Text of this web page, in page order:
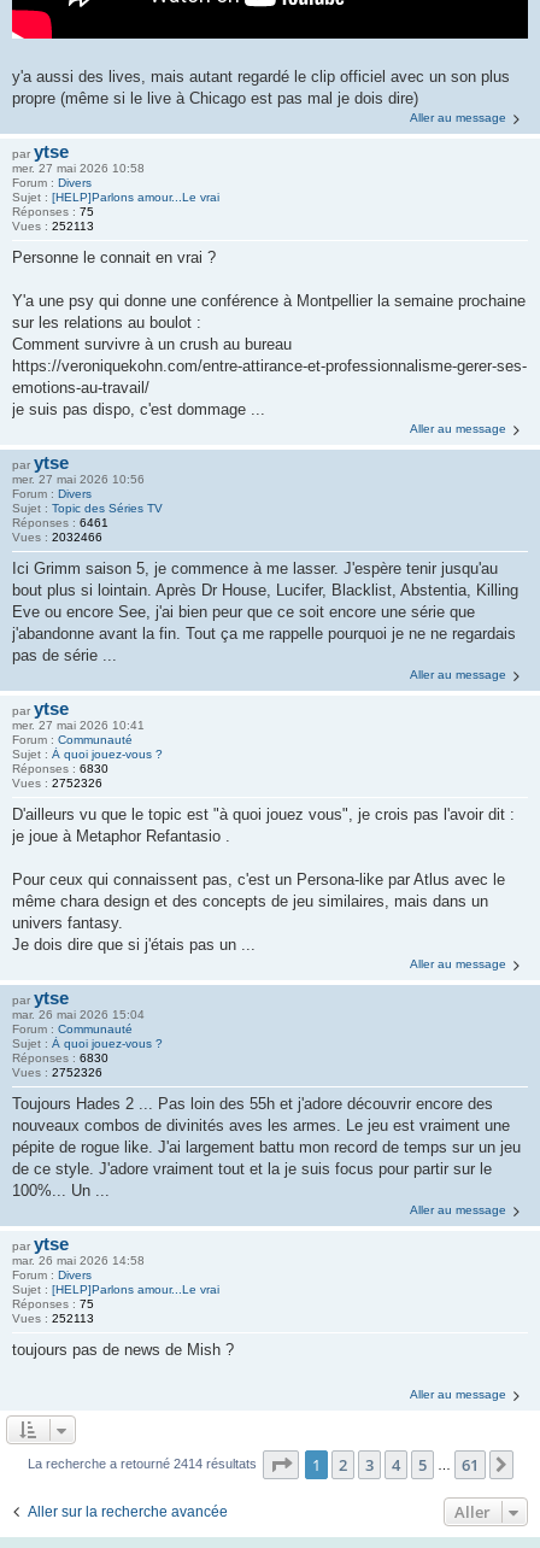
y'a aussi des lives, mais autant regardé le clip officiel avec un son plus
propre (même si le live à Chicago est pas mal je dois dire)
Aller au message
par ytse
mer. 27 mai 2026 10:58
Forum : Divers
Sujet : [HELP]Parlons amour...Le vrai
Réponses : 75
Vues : 252113
Personne le connait en vrai ?
Y'a une psy qui donne une conférence à Montpellier la semaine prochaine
sur les relations au boulot :
Comment survivre à un crush au bureau
https://veroniquekohn.com/entre-attirance-et-professionnalisme-gerer-ses-
emotions-au-travail/
je suis pas dispo, c'est dommage ...
Aller au message
par ytse
mer. 27 mai 2026 10:56
Forum : Divers
Sujet : Topic des Séries TV
Réponses : 6461
Vues : 2032466
Ici Grimm saison 5, je commence à me lasser. J'espère tenir jusqu'au
bout plus si lointain. Après Dr House, Lucifer, Blacklist, Abstentia, Killing
Eve ou encore See, j'ai bien peur que ce soit encore une série que
j'abandonne avant la fin. Tout ça me rappelle pourquoi je ne ne regardais
pas de série ...
Aller au message
par ytse
mer. 27 mai 2026 10:41
Forum : Communauté
Sujet : À quoi jouez-vous ?
Réponses : 6830
Vues : 2752326
D'ailleurs vu que le topic est "à quoi jouez vous", je crois pas l'avoir dit :
je joue à Metaphor Refantasio .
Pour ceux qui connaissent pas, c'est un Persona-like par Atlus avec le
même chara design et des concepts de jeu similaires, mais dans un
univers fantasy.
Je dois dire que si j'étais pas un ...
Aller au message
par ytse
mar. 26 mai 2026 15:04
Forum : Communauté
Sujet : À quoi jouez-vous ?
Réponses : 6830
Vues : 2752326
Toujours Hades 2 ... Pas loin des 55h et j'adore découvrir encore des
nouveaux combos de divinités aves les armes. Le jeu est vraiment une
pépite de rogue like. J'ai largement battu mon record de temps sur un jeu
de ce style. J'adore vraiment tout et la je suis focus pour partir sur le
100%... Un ...
Aller au message
par ytse
mar. 26 mai 2026 14:58
Forum : Divers
Sujet : [HELP]Parlons amour...Le vrai
Réponses : 75
Vues : 252113
toujours pas de news de Mish ?
Aller au message
La recherche a retourné 2414 résultats Page 1sur61
1 2 3 4 5 61
Aller sur la recherche avancée Aller